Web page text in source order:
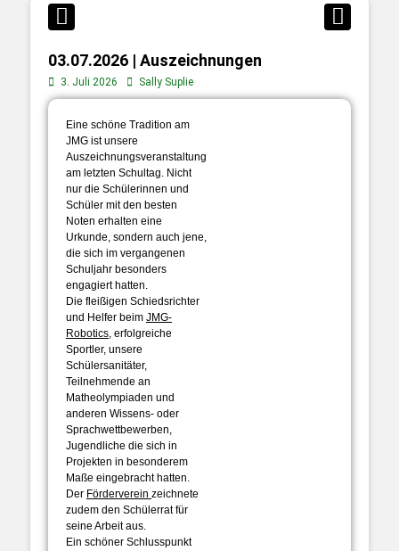
03.07.2026 | Auszeichnungen
3. Juli 2026 Sally Suplie
Eine schöne Tradition am
JMG ist unsere
Auszeichnungsveranstaltung
am letzten Schultag. Nicht
nur die Schülerinnen und
Schüler mit den besten
Noten erhalten eine
Urkunde, sondern auch jene,
die sich im vergangenen
Schuljahr besonders
engagiert hatten.
Die fleißigen Schiedsrichter
und Helfer beim JMG-
Robotics, erfolgreiche
Sportler, unsere
Schülersanitäter,
Teilnehmende an
Matheolympiaden und
anderen Wissens- oder
Sprachwettbewerben,
Jugendliche die sich in
Projekten in besonderem
Maße eingebracht hatten.
Der Förderverein zeichnete
zudem den Schülerrat für
seine Arbeit aus.
Ein schöner Schlusspunkt